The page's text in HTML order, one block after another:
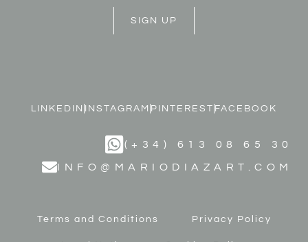
SIGN UP
LINKEDIN INSTAGRAM PINTEREST FACEBOOK
(+34) 613 08 65 30
INFO@MARIODIAZART.COM
Terms and Conditions Privacy Policy